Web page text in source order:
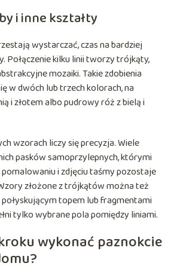
i inne kształty
wystarczać, czas na bardziej
Połączenie kilku linii tworzy trójkąty,
mozaiki. Takie zdobienia
w dwóch lub trzech kolorach, na
i złotem albo pudrowy róż z bielą i
wzorach liczy się precyzja. Wiele
pasków samoprzylepnych, którymi
pomalowaniu i zdjęciu taśmy pozostaje
złożone z trójkątów można też
połyskującym topem lub fragmentami
tylko wybrane pola pomiędzy liniami.
wykonać paznokcie